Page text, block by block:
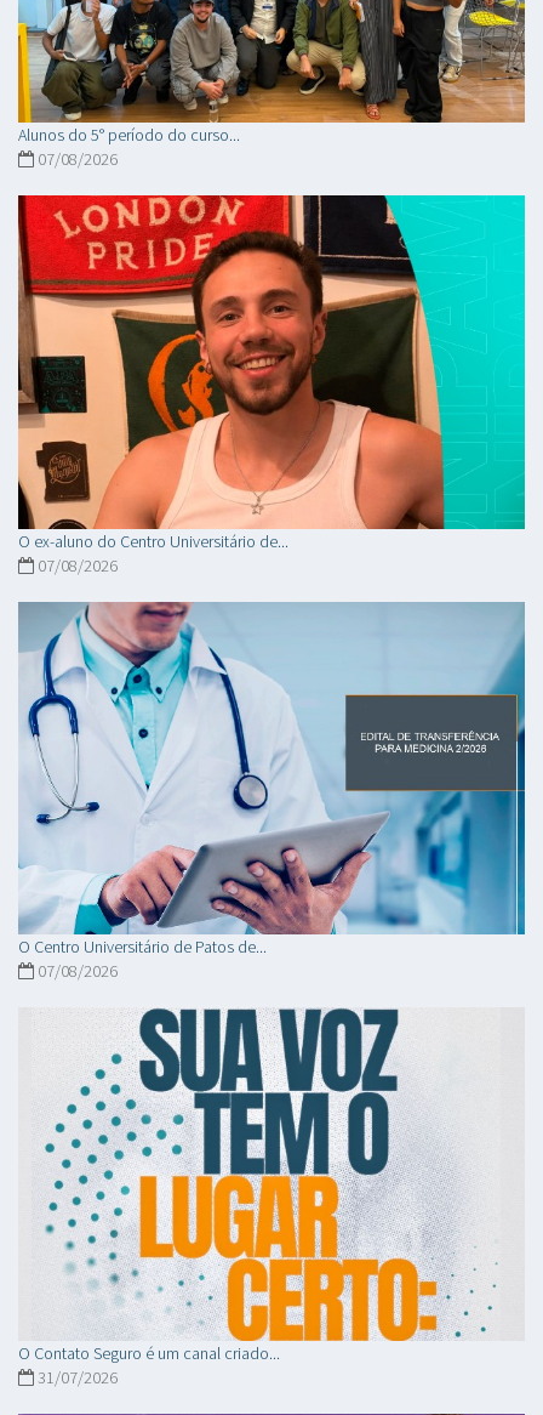
Alunos do 5° período do curso...
07/08/2026
O ex-aluno do Centro Universitário de...
07/08/2026
O Centro Universitário de Patos de...
07/08/2026
O Contato Seguro é um canal criado...
31/07/2026